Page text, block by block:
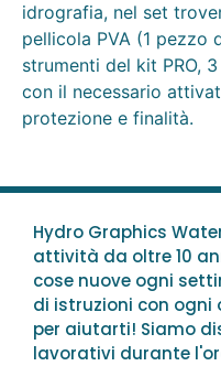
idrografia, nel set
pellicola PVA (1 pezzo
strumenti del kit PRO,
con il necessario
protezione e finalità.
Hydro Graphics
attività da oltre 10
cose nuove ogni
di istruzioni con ogni
per aiutarti! Siamo
lavorativi durante